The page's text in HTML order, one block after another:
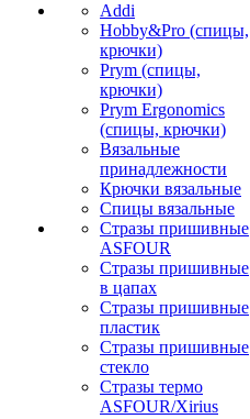
Addi
Hobby&Pro (спицы,
крючки)
Prym (спицы,
крючки)
Prym Ergonomics
(спицы, крючки)
Вязальные
принадлежности
Крючки вязальные
Спицы вязальные
Стразы пришивные
ASFOUR
Стразы пришивные
в цапах
Стразы пришивные
пластик
Стразы пришивные
стекло
Стразы термо
ASFOUR/Xirius